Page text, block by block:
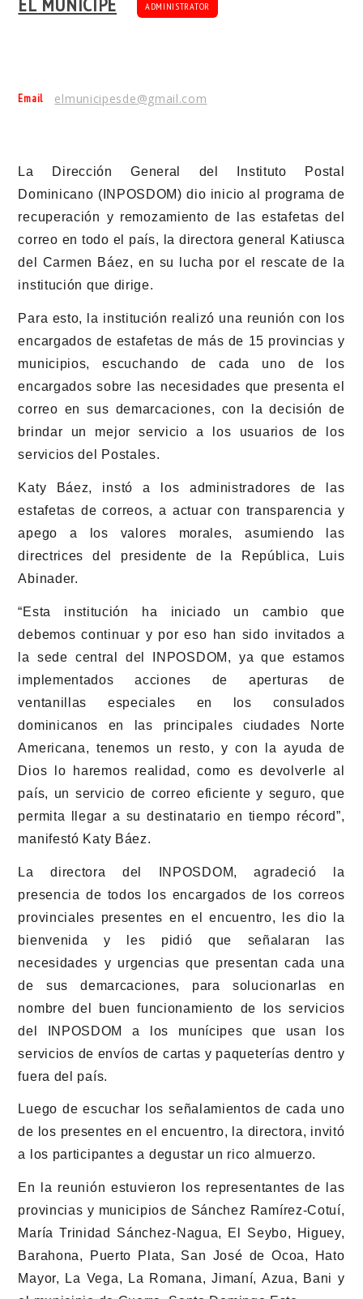
ADMINISTRATOR
Email elmunicipesde@gmail.com
La Dirección General del Instituto Postal
Dominicano (INPOSDOM) dio inicio al programa de
recuperación y remozamiento de las estafetas del
correo en todo el país, la directora general Katiusca
del Carmen Báez, en su lucha por el rescate de la
institución que dirige.
Para esto, la institución realizó una reunión con los
encargados de estafetas de más de 15 provincias y
municipios, escuchando de cada uno de los
encargados sobre las necesidades que presenta el
correo en sus demarcaciones, con la decisión de
brindar un mejor servicio a los usuarios de los
servicios del Postales.
Katy Báez, instó a los administradores de las
estafetas de correos, a actuar con transparencia y
apego a los valores morales, asumiendo las
directrices del presidente de la República, Luis
Abinader.
“Esta institución ha iniciado un cambio que
debemos continuar y por eso han sido invitados a
la sede central del INPOSDOM, ya que estamos
implementados acciones de aperturas de
ventanillas especiales en los consulados
dominicanos en las principales ciudades Norte
Americana, tenemos un resto, y con la ayuda de
Dios lo haremos realidad, como es devolverle al
país, un servicio de correo eficiente y seguro, que
permita llegar a su destinatario en tiempo récord”,
manifestó Katy Báez.
La directora del INPOSDOM, agradeció la
presencia de todos los encargados de los correos
provinciales presentes en el encuentro, les dio la
bienvenida y les pidió que señalaran las
necesidades y urgencias que presentan cada una
de sus demarcaciones, para solucionarlas en
nombre del buen funcionamiento de los servicios
del INPOSDOM a los munícipes que usan los
servicios de envíos de cartas y paqueterías dentro y
fuera del país.
Luego de escuchar los señalamientos de cada uno
de los presentes en el encuentro, la directora, invitó
a los participantes a degustar un rico almuerzo.
En la reunión estuvieron los representantes de las
provincias y municipios de Sánchez Ramírez-Cotuí,
María Trinidad Sánchez-Nagua, El Seybo, Higuey,
Barahona, Puerto Plata, San José de Ocoa, Hato
Mayor, La Vega, La Romana, Jimaní, Azua, Bani y